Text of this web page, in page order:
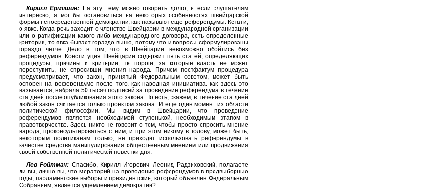
Кирилл Ермишин: На эту тему можно говорить долго, и если слушателям
интересно, я мог бы остановиться на некоторых особенностях швейцарской
формы непосредственной демократии, как называют еще референдумы. Кстати,
о явке. Когда речь заходит о членстве Швейцарии в международной организации
или о ратификации какого-либо международного договора, есть определенные
критерии, то явка бывает гораздо выше, потому что и вопросы сформулированы
гораздо четче. Дело в том, что в Швейцарии невозможно обойтись без
референдумов. Конституция Швейцарии содержит пять статей, определяющих
процедуры, причины и критерии, те пороги, за которые власть не может
переступить, не спросивши мнения народа. Причем постфактум процедура
предусматривает, что закон, принятый Федеральным советом, может быть
оспорен на референдуме после того, как народная инициатива, как здесь это
называется, набрала 50 тысяч подписей за проведение референдума в течение
ста дней после опубликования этого закона. То есть, скажем, в течение ста дней
любой закон считается только проектом закона. И еще один момент из области
политической философии. Мы видим в Швейцарии, что проведение
референдумов является необходимой ступенькой, необходимым этапом в
правотворчестве. Здесь никто не говорит о том, чтобы просто спросить мнение
народа, проконсультироваться с ним, и при этом никому в голову, может быть,
некоторым политиканам только, не приходит использовать референдумы в
качестве средства манипулирования общественным мнением или продвижения
своей собственной политической повестки дня.
Лев Ройтман: Спасибо, Кирилл Игоревич. Леонид Радзиховский, полагаете
ли вы, лично вы, что мораторий на проведение референдумов в предвыборные
годы, парламентские выборы и президентские, который объявлен Федеральным
Собранием, является ущемлением демократии?